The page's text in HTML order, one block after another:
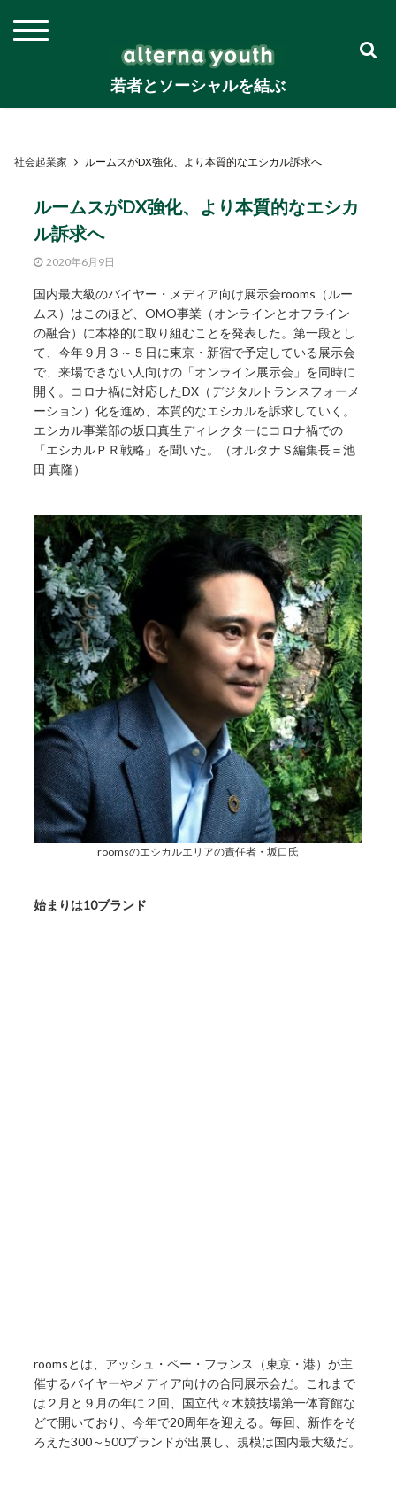
若者とソーシャルを結ぶ
社会起業家 ルームスがDX強化、より本質的なエシカル訴求へ
ルームスがDX強化、より本質的なエシカ
ル訴求へ
2020年6月9日
国内最大級のバイヤー・メディア向け展示会rooms（ルー
ムス）はこのほど、OMO事業（オンラインとオフライン
の融合）に本格的に取り組むことを発表した。第一段とし
て、今年９月３～５日に東京・新宿で予定している展示会
で、来場できない人向けの「オンライン展示会」を同時に
開く。コロナ禍に対応したDX（デジタルトランスフォーメ
ーション）化を進め、本質的なエシカルを訴求していく。
エシカル事業部の坂口真生ディレクターにコロナ禍での
「エシカルＰＲ戦略」を聞いた。（オルタナＳ編集長＝池
田 真隆）
roomsのエシカルエリアの責任者・坂口氏
始まりは10ブランド
roomsとは、アッシュ・ペー・フランス（東京・港）が主
催するバイヤーやメディア向けの合同展示会だ。これまで
は２月と９月の年に２回、国立代々木競技場第一体育館な
どで開いており、今年で20周年を迎える。毎回、新作をそ
ろえた300～500ブランドが出展し、規模は国内最大級だ。